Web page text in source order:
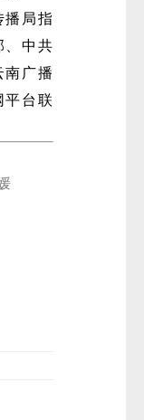
播局指
、中共
南广播
平台联